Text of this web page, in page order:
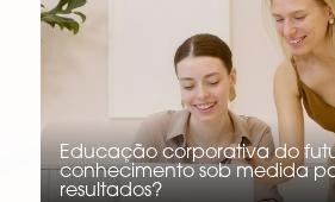
Educação corporativa do
conhecimento sob medida
resultados?